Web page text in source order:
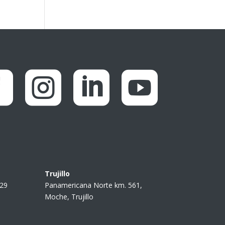
  
Trujillo
Panamericana Norte km. 561,
Moche, Trujillo